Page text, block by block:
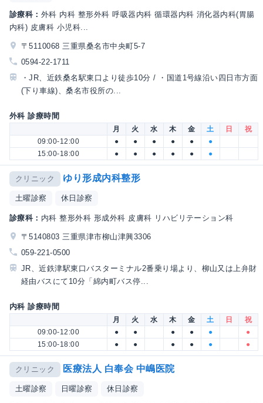
診療科： 外科 内科 整形外科 呼吸器内科 循環器内科 消化器内科(胃腸
内科) 皮膚科 小児科...
〒5110068 三重県桑名市中央町5-7
0594-22-1711
・JR、近鉄桑名駅東口より徒歩10分 / ・国道1号線沿い四日市方面
(下り車線)、桑名市役所の...
外科 診療時間
月 火 水 木 金 土 日
祝
09:00-12:00
● ● ● ● ●
●
15:00-18:00
● ● ● ● ● ●
クリニック ゆり形成内科整形
土曜診察 休日診察
診療科： 内科 整形外科 形成外科 皮膚科 リハビリテーション科
〒5140803 三重県津市柳山津興3306
059-221-0500
JR、近鉄津駅東口バスターミナル2番乗り場より、柳山又は上弁財
経由バスにて10分「綿内町バス停...
内科 診療時間
月 火 水 木 金 土 日
祝
09:00-12:00
● ● ● ● ●
●
15:00-18:00
● ● ● ● ● ●
クリニック 医療法人 白奉会 中嶋医院
土曜診察 日曜診察 休日診察